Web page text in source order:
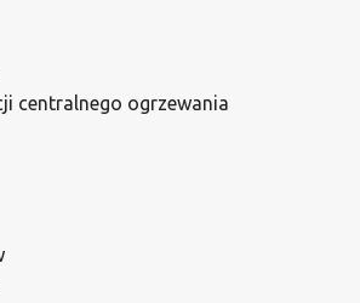
centralnego ogrzewania